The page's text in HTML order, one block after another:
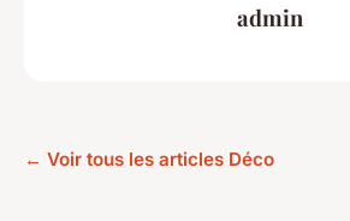
admin
← Voir tous les articles Déco